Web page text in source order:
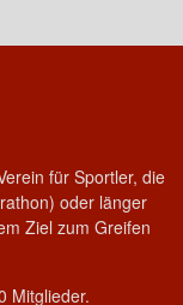
für Sportler, die
oder länger
Ziel zum Greifen
Mitglieder.